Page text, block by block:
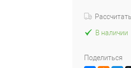
В наличии
Поделиться